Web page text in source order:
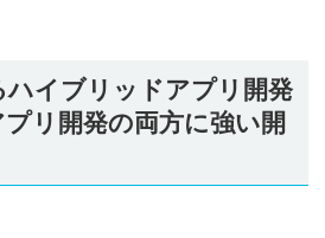
イブリッドアプリ開発
リ開発の両方に強い開